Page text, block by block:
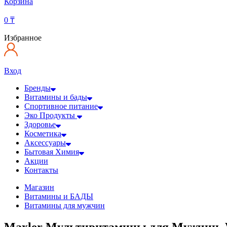
0 ₸
Избранное
Вход
Бренды
Витамины и бады
Спортивное питание
Эко Продукты
Здоровье
Косметика
Аксессуары
Бытовая Химия
Акции
Контакты
Магазин
Витамины и БАДЫ
Витамины для мужчин